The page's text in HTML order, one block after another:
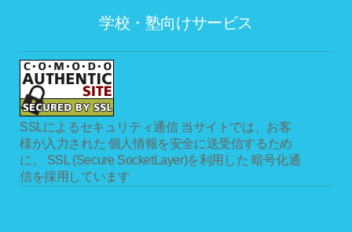
学校・塾向けサービス
SSLによるセキュリティ通信 当サイトでは、お客
様が入力された 個人情報を安全に送受信するため
に、 SSL (Secure SocketLayer)を利用した 暗号化通
信を採用しています